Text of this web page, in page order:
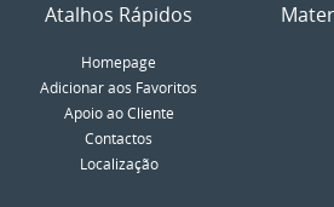
Atalhos Rápidos
Homepage
Adicionar aos Favoritos
Apoio ao Cliente
Contactos
Localização